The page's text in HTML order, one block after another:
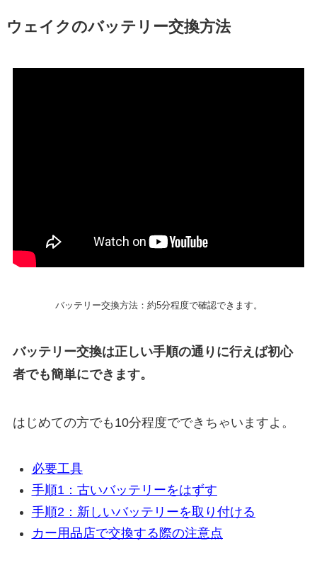
ウェイクのバッテリー交換方法
バッテリー交換方法：約5分程度で確認できます。
バッテリー交換は正しい手順の通りに行えば初心
者でも簡単にできます。
はじめての方でも10分程度でできちゃいますよ。
必要工具
手順1：古いバッテリーをはずす
手順2：新しいバッテリーを取り付ける
カー用品店で交換する際の注意点